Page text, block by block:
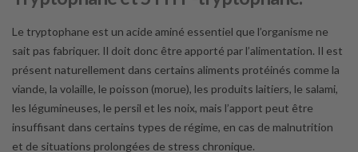
Le tryptophane est un acide aminé essentiel que l’organisme ne
sait pas fabriquer. Il doit donc être apporté par l’alimentation. Il est
présent naturellement dans certains aliments protéinés comme la
viande, la volaille, le poisson (morue), les produits laitiers, le salami,
les légumineuses, le persil et les noix, mais l’apport peut être
insuffisant dans certains types de régime, en cas de malnutrition
et de situations prolongées de stress chronique.